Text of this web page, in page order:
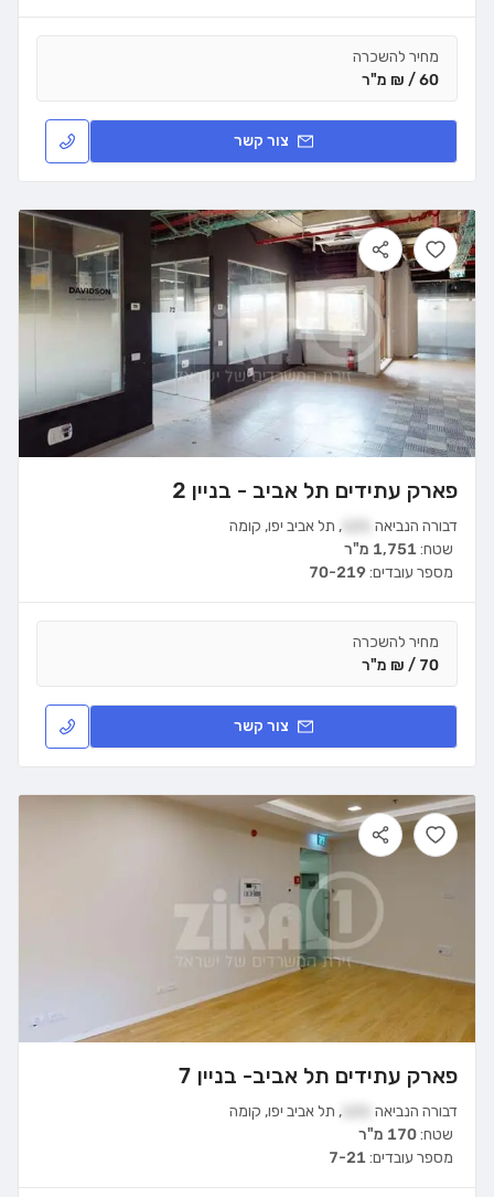
מחיר להשכרה
60 / ₪ מ"ר
צור קשר
פארק עתידים תל אביב - בניין 2
דבורה הנביאה , תל אביב יפו, קומה
שטח:1,751 מ"ר
מספר עובדים:70-219
מחיר להשכרה
70 / ₪ מ"ר
צור קשר
פארק עתידים תל אביב- בניין 7
דבורה הנביאה , תל אביב יפו, קומה
שטח:170 מ"ר
מספר עובדים:7-21